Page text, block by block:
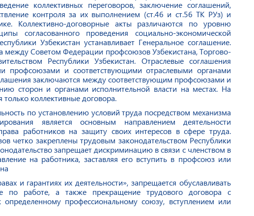
коллективных переговоров, заключение соглашений,
контроля за их выполнением (ст.46 и ст.56 ТК РУз) и
Коллективно-договорные акты различаются по уровню
согласованного проведения социально-экономической
Узбекистан устанавливает Генеральное соглашение.
между Советом Федерации профсоюзов Узбекистана, Торгово-
Республики Узбекистан. Отраслевые соглашения
профсоюзами и соответствующими отраслевыми органами
заключаются между соответствующим профсоюзами и
сторон и органами исполнительной власти на местах. На
коллективные договора.
по установлению условий труда посредством механизма
является основным направлением деятельности
работников на защиту своих интересов в сфере труда.
четко закреплены трудовым законодательством Республики
запрещает дискриминацию в связи с членством в
на работника, заставляя его вступить в профсоюз или
и гарантиях их деятельности», запрещается обуславливать
по работе, а также прекращение трудового договора с
профессиональному союзу, вступлением или